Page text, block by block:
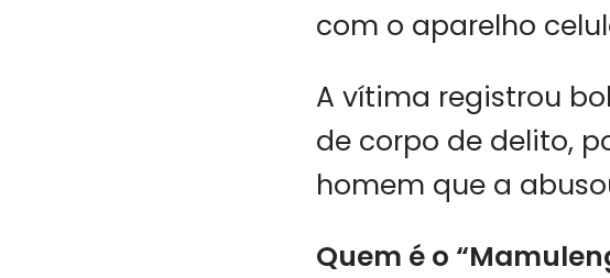
com o aparelho
A vítima registrou
de corpo de delito,
homem que a
Quem é o